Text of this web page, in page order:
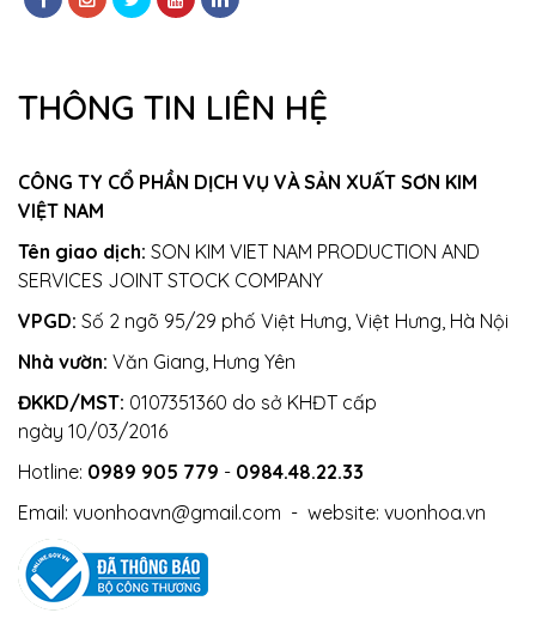
THÔNG TIN LIÊN HỆ
CÔNG TY CỔ PHẦN DỊCH VỤ VÀ SẢN XUẤT SƠN KIM
VIỆT NAM
Tên giao dịch: SON KIM VIET NAM PRODUCTION AND
SERVICES JOINT STOCK COMPANY
VPGD: Số 2 ngõ 95/29 phố Việt Hưng, Việt Hưng, Hà Nội
Nhà vườn: Văn Giang, Hưng Yên
ĐKKD/MST: 0107351360 do sở KHĐT cấp
ngày 10/03/2016
Hotline: 0989 905 779 - 0984.48.22.33
Email: vuonhoavn@gmail.com - website: vuonhoa.vn